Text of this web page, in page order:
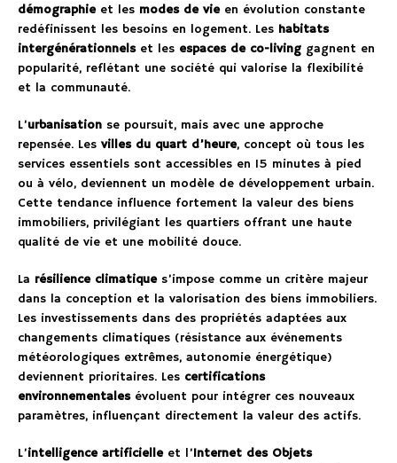
démographieet les modes de vieen évolution constante
redéfinissent les besoins en logement. Les habitats
intergénérationnelset les espaces de co-living gagnent en
popularité, reflétant une société qui valorise la flexibilité
et la communauté.
L’urbanisation se poursuit, mais avec une approche
repensée. Les villes du quart d’heure, concept où tous les
services essentiels sont accessibles en 15 minutes à pied
ou à vélo, deviennent un modèle de développement urbain.
Cette tendance influence fortement la valeur des biens
immobiliers, privilégiant les quartiers offrant une haute
qualité de vie et une mobilité douce.
La résilience climatiques’impose comme un critère majeur
dans la conception et la valorisation des biens immobiliers.
Les investissements dans des propriétés adaptées aux
changements climatiques (résistance aux événements
météorologiques extrêmes, autonomie énergétique)
deviennent prioritaires. Les certifications
environnementalesévoluent pour intégrer ces nouveaux
paramètres, influençant directement la valeur des actifs.
L’intelligence artificielleet l’Internet des Objets